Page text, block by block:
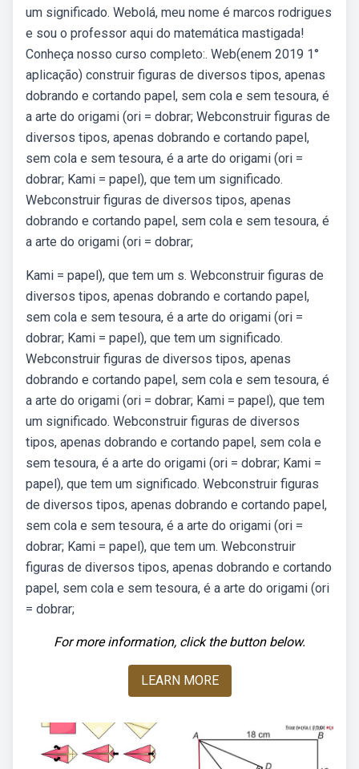
um significado. Webolá, meu nome é marcos rodrigues
e sou o professor aqui do matemática mastigada!
Conheça nosso curso completo:. Web(enem 2019 1°
aplicação) construir figuras de diversos tipos, apenas
dobrando e cortando papel, sem cola e sem tesoura, é
a arte do origami (ori = dobrar; Webconstruir figuras de
diversos tipos, apenas dobrando e cortando papel,
sem cola e sem tesoura, é a arte do origami (ori =
dobrar; Kami = papel), que tem um significado.
Webconstruir figuras de diversos tipos, apenas
dobrando e cortando papel, sem cola e sem tesoura, é
a arte do origami (ori = dobrar;
Kami = papel), que tem um s. Webconstruir figuras de
diversos tipos, apenas dobrando e cortando papel,
sem cola e sem tesoura, é a arte do origami (ori =
dobrar; Kami = papel), que tem um significado.
Webconstruir figuras de diversos tipos, apenas
dobrando e cortando papel, sem cola e sem tesoura, é
a arte do origami (ori = dobrar; Kami = papel), que tem
um significado. Webconstruir figuras de diversos
tipos, apenas dobrando e cortando papel, sem cola e
sem tesoura, é a arte do origami (ori = dobrar; Kami =
papel), que tem um significado. Webconstruir figuras
de diversos tipos, apenas dobrando e cortando papel,
sem cola e sem tesoura, é a arte do origami (ori =
dobrar; Kami = papel), que tem um. Webconstruir
figuras de diversos tipos, apenas dobrando e cortando
papel, sem cola e sem tesoura, é a arte do origami (ori
= dobrar;
For more information, click the button below.
LEARN MORE